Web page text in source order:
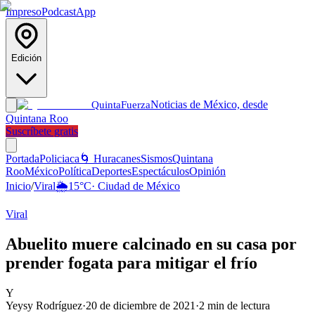
ImpresoPodcastApp
Edición
QuintaFuerzaNoticias de México, desde
Quintana Roo
Suscríbete gratis
PortadaPoliciaca 🌀 HuracanesSismosQuintana
RooMéxicoPolíticaDeportesEspectáculosOpinión
Inicio/Viral🌦️15°C· Ciudad de México
Viral
Abuelito muere calcinado en su casa por
prender fogata para mitigar el frío
Y
Yeysy Rodríguez·20 de diciembre de 2021 ·2 min de lectura